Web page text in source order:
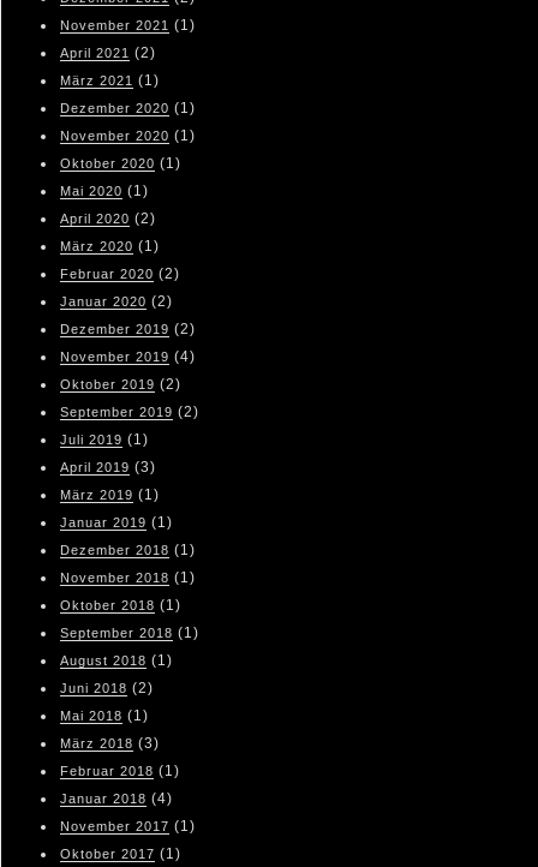
November 2021 (1)
April 2021 (2)
März 2021 (1)
Dezember 2020 (1)
November 2020 (1)
Oktober 2020 (1)
Mai 2020 (1)
April 2020 (2)
März 2020 (1)
Februar 2020 (2)
Januar 2020 (2)
Dezember 2019 (2)
November 2019 (4)
Oktober 2019 (2)
September 2019 (2)
Juli 2019 (1)
April 2019 (3)
März 2019 (1)
Januar 2019 (1)
Dezember 2018 (1)
November 2018 (1)
Oktober 2018 (1)
September 2018 (1)
August 2018 (1)
Juni 2018 (2)
Mai 2018 (1)
März 2018 (3)
Februar 2018 (1)
Januar 2018 (4)
November 2017 (1)
Oktober 2017 (1)